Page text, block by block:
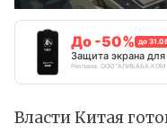
До -50% до
Защита экрана
Реклама. ООО "АЛИБАБА.КОМ
Власти Китая